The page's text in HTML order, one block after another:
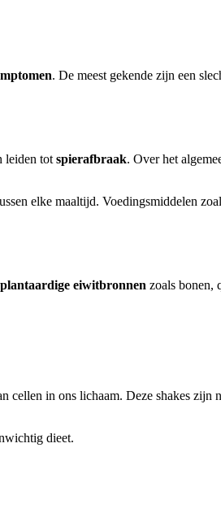
. De meest gekende zijn een
leiden tot spierafbraak. Over het
elke maaltijd. Voedingsmiddelen
eiwitbronnen zoals bonen,
cellen in ons lichaam. Deze shakes zijn
dieet.